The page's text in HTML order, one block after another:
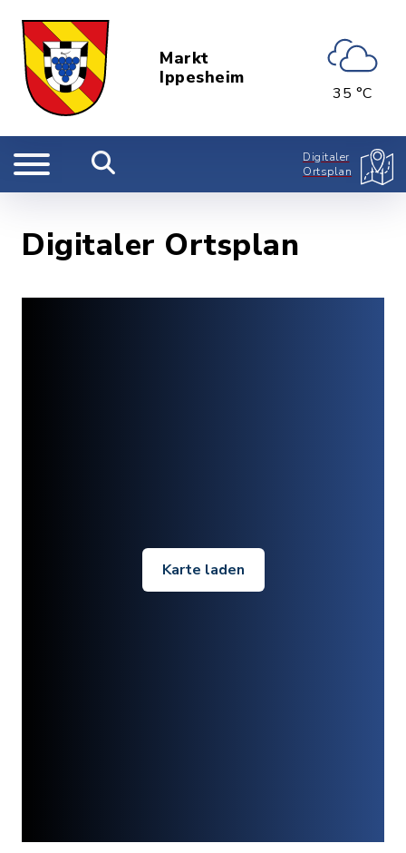
Markt
Ippesheim
35 °C
Digitaler
Ortsplan
Digitaler Ortsplan
Karte laden